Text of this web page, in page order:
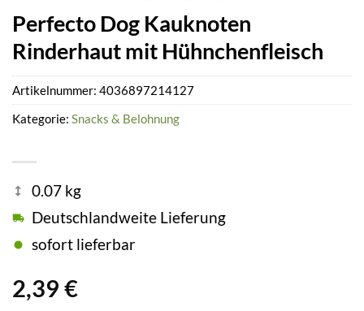
Perfecto Dog Kauknoten
Rinderhaut mit Hühnchenfleisch
2,39 €
0.07 kg
Deutschlandweite Lieferung
sofort lieferbar
Artikelnummer: 4036897214127
Kategorie: Snacks & Belohnung